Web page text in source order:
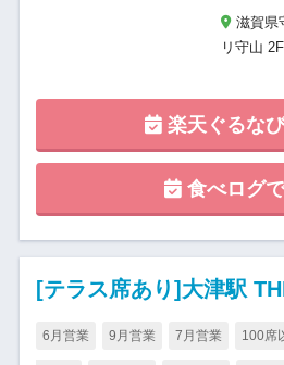
滋賀県
リ守山 2F
楽天ぐるな
食べログ
[テラス席あり]大津駅
6月営業 9月営業 7月営業 100席